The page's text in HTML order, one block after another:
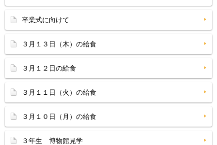
卒業式に向けて
３月１３日（木）の給食
３月１２日の給食
３月１１日（火）の給食
３月１０日（月）の給食
３年生 博物館見学